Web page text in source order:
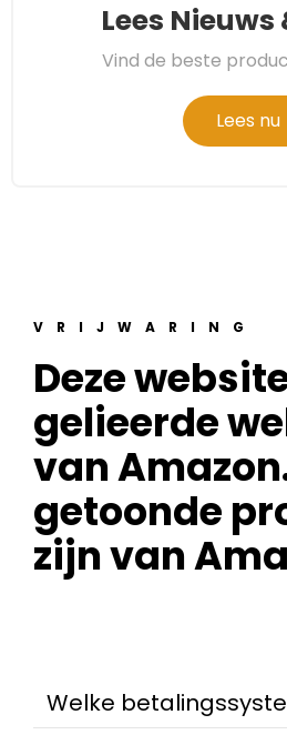
Lees Nieuws
Vind de beste
Lees nu
VRIJWARING
Deze
gelieerde
van
getoonde
zijn van
Welke